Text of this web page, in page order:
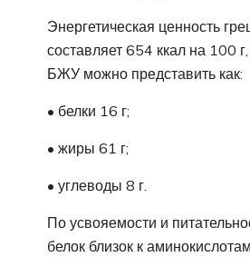
Энергетическая ценность
составляет 654 ккал на 100
БЖУ можно представить как:
• белки 16 г;
• жиры 61 г;
• углеводы 8 г.
По усвояемости и
белок близок к